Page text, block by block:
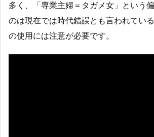
多く、「専業主婦＝タガメ女」という
のは現在では時代錯誤とも言われてい
の使用には注意が必要です。